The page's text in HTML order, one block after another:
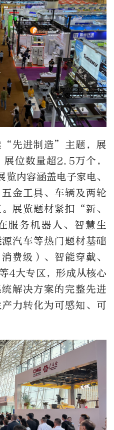
“先进制造”主题，展
位数量超2.5万个，
内容涵盖电子家电、
金工具、车辆及两轮
展览题材紧扣“新、
服务机器人、智慧生
汽车等热门题材基础
费级）、智能穿戴、
4大专区，形成从核心
解决方案的完整先进
力转化为可感知、可